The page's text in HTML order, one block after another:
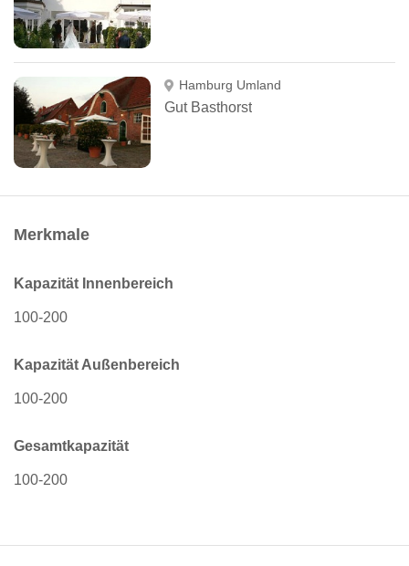
Hamburg Umland
Gut Basthorst
Merkmale
Kapazität Innenbereich
100-200
Kapazität Außenbereich
100-200
Gesamtkapazität
100-200